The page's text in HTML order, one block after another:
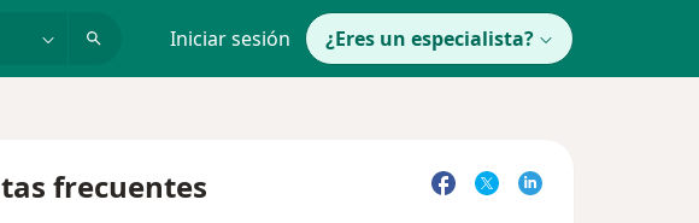
Iniciar sesión ¿Eres un especialista?
frecuentes